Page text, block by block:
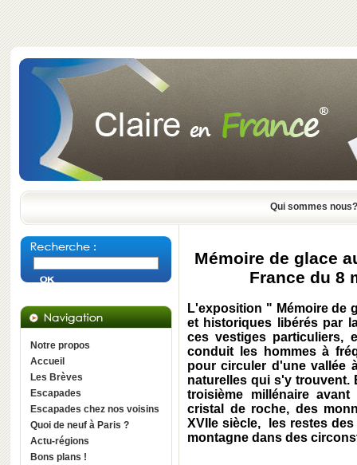
Qui sommes nous?
Notre propos
Accueil
Les Brèves
Escapades
Escapades chez nos voisins
Quoi de neuf à Paris ?
Actu-régions
Bons plans !
Mémoire de glace
France du 8
L'exposition " Mémoire de
et historiques libérés par
ces vestiges particuliers,
conduit les hommes à
pour circuler d'une vallée
naturelles qui s'y trouvent.
troisième millénaire
cristal de roche, des
XVIIe siècle, les restes
montagne dans des